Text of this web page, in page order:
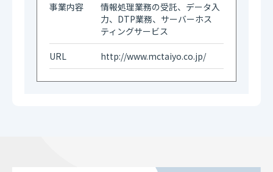
事業内容
情報処理業務の受託、データ入
力、DTP業務、サーバーホス
ティングサービス
URL http://www.mctaiyo.co.jp/